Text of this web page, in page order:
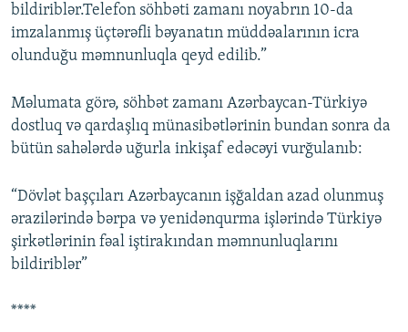
bildiriblər.Telefon söhbəti zamanı noyabrın 10-da
imzalanmış üçtərəfli bəyanatın müddəalarının icra
olunduğu məmnunluqla qeyd edilib.”
Məlumata görə, söhbət zamanı Azərbaycan-Türkiyə
dostluq və qardaşlıq münasibətlərinin bundan sonra da
bütün sahələrdə uğurla inkişaf edəcəyi vurğulanıb:
“Dövlət başçıları Azərbaycanın işğaldan azad olunmuş
ərazilərində bərpa və yenidənqurma işlərində Türkiyə
şirkətlərinin fəal iştirakından məmnunluqlarını
bildiriblər”
****